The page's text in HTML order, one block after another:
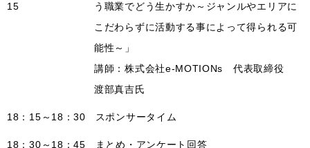
15
う職業でどう生かすか～ジャンルやエリアに
こだわらずに活動する事によって得られる可
能性～」
講師：株式会社e-MOTIONs 代表取締役
渡部真吉氏
18：15～18：30 スポンサータイム
18：30～18：45
まとめ・アンケート回答